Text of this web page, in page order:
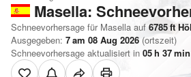
Masella:
Schneevorhersage für Masella auf 6785ft
Ausgegeben: 7 am 08 Aug 2026 (ortszeit)
Schneevorhersage aktualisiert in 05h 37min